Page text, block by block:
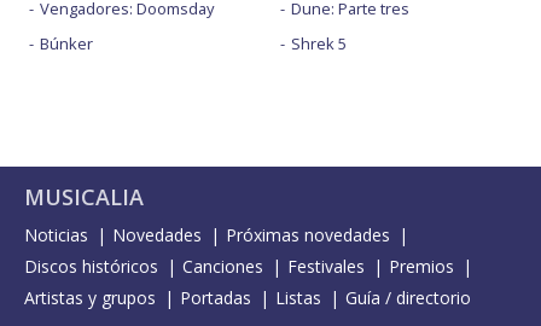
Vengadores: Doomsday
Búnker
Dune: Parte tres
Shrek 5
MUSICALIA
Noticias Novedades
Próximas novedades
Discos históricos
Canciones Festivales
Premios
Artistas y grupos
Portadas Listas Guía / directorio